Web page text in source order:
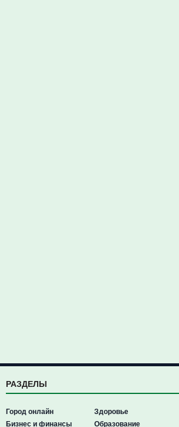
РАЗДЕЛЫ
Город онлайн
Бизнес и финансы
Здоровье
Образование